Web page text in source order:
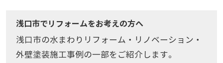
浅口市でリフォームをお考えの方へ
浅口市の水まわりリフォーム・リノベーション・
外壁塗装施工事例の一部をご紹介します。